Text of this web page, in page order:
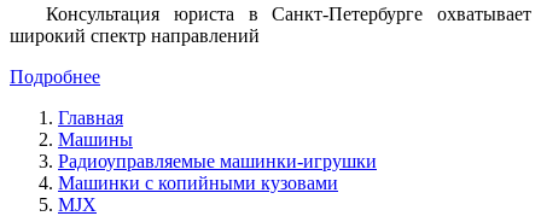
Консультация юриста в Санкт-Петербурге охватывает
широкий спектр направлений
Подробнее
Главная
Машины
Радиоуправляемые машинки-игрушки
Машинки с копийными кузовами
MJX